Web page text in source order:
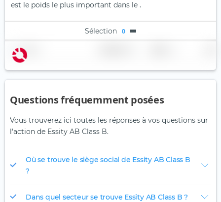
est le poids le plus important dans le .
Sélection 0
Nom
Questions fréquemment posées
Vous trouverez ici toutes les réponses à vos questions sur
l'action de Essity AB Class B.
Où se trouve le siège social de Essity AB Class B
?
Dans quel secteur se trouve Essity AB Class B ?